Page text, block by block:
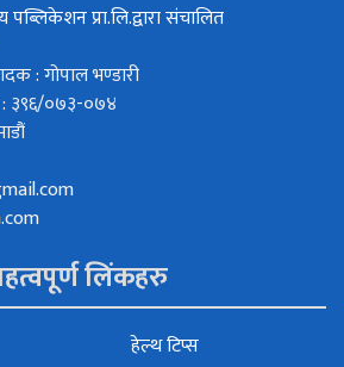
पब्लिकेशन प्रा.लि.द्वारा संचालित
: गोपाल भण्डारी
: ३९६/०७३-०७४
लिंकहरु
हेल्थ टिप्स